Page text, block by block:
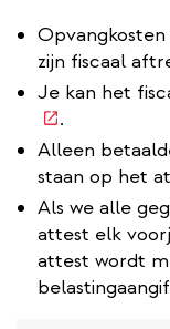
zijn fiscaal
Je kan het
.
Alleen
staan op het
Als we alle
attest elk
attest wordt